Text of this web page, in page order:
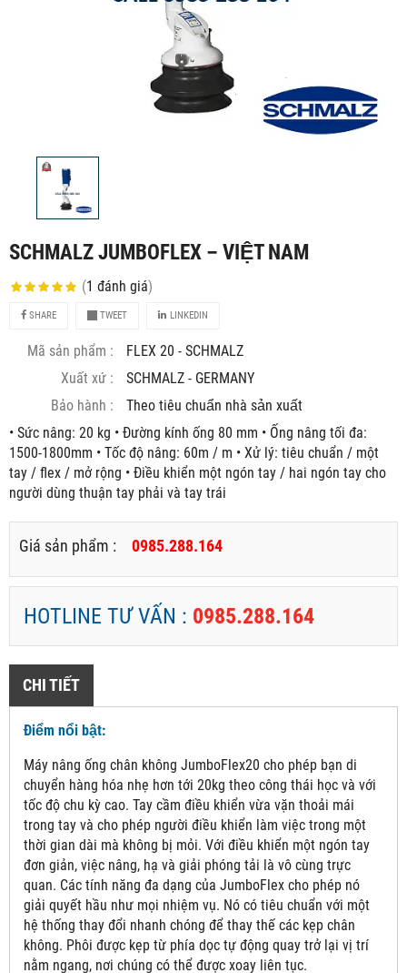
SCHMALZ JUMBOFLEX – VIỆT NAM
(1 đánh giá)
SHARE TWEET LINKEDIN
Mã sản phẩm :
FLEX 20 - SCHMALZ
Xuất xứ :
SCHMALZ - GERMANY
Bảo hành :
Theo tiêu chuẩn nhà sản xuất
• Sức nâng: 20 kg • Đường kính ống 80 mm • Ống nâng tối đa:
1500-1800mm • Tốc độ nâng: 60m / m • Xử lý: tiêu chuẩn / một
tay / flex / mở rộng • Điều khiển một ngón tay / hai ngón tay cho
người dùng thuận tay phải và tay trái
Giá sản phẩm : 0985.288.164
HOTLINE TƯ VẤN : 0985.288.164
CHI TIẾT
Điểm nổi bật:
Máy nâng ống chân không JumboFlex20 cho phép bạn di
chuyển hàng hóa nhẹ hơn tới 20kg theo công thái học và với
tốc độ chu kỳ cao. Tay cầm điều khiển vừa vặn thoải mái
trong tay và cho phép người điều khiển làm việc trong một
thời gian dài mà không bị mỏi. Với điều khiển một ngón tay
đơn giản, việc nâng, hạ và giải phóng tải là vô cùng trực
quan. Các tính năng đa dạng của JumboFlex cho phép nó
giải quyết hầu như mọi nhiệm vụ. Nó có tiêu chuẩn với một
hệ thống thay đổi nhanh chóng để thay thế các kẹp chân
không. Phôi được kẹp từ phía dọc tự động quay trở lại vị trí
nằm ngang, nơi chúng có thể được xoay liên tục.